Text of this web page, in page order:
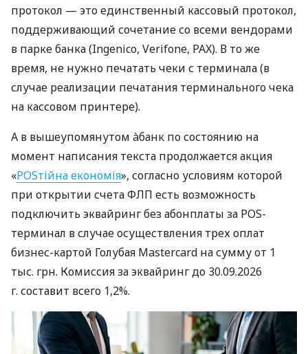
протокол — это единственный кассовый протокол,
поддерживающий сочетание со всеми вендорами
в парке банка (Ingenico, Verifone, PAX). В то же
время, не нужно печатать чеки с терминала (в
случае реализации печатания терминального чека
на кассовом принтере).
А в вышеупомянутом àбанк по состоянию на
момент написания текста продолжается акция
«POSтійна економія», согласно условиям которой
при открытии счета ФЛП есть возможность
подключить эквайринг без абонплаты за POS-
терминал в случае осуществления трех оплат
бизнес-картой Голубая Mastercard на сумму от 1
тыс. грн. Комиссия за эквайринг до 30.09.2026
г. составит всего 1,2%.